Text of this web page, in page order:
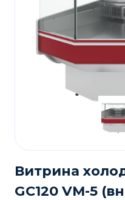
Витрина
GC120 VM-5